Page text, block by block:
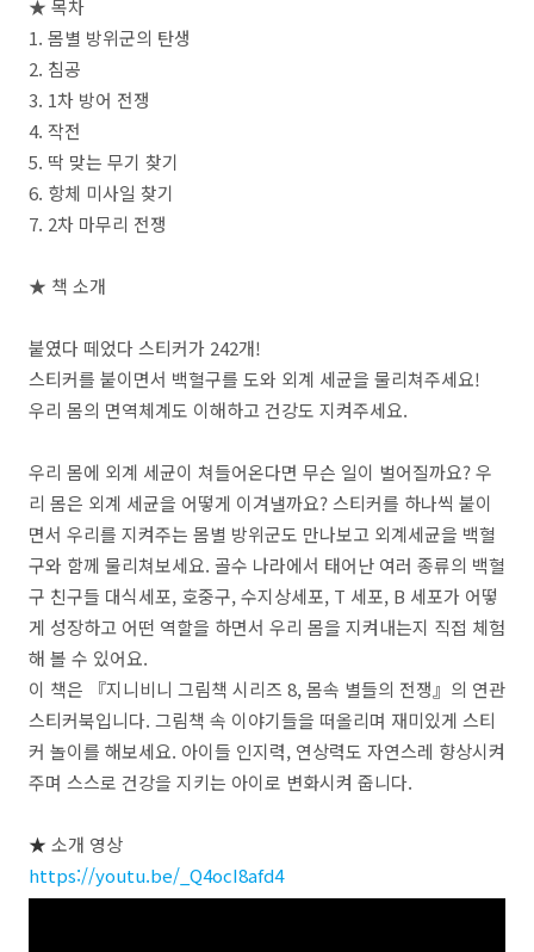
★ 목차
1. 몸별 방위군의 탄생
2. 침공
3. 1차 방어 전쟁
4. 작전
5. 딱 맞는 무기 찾기
6. 항체 미사일 찾기
7. 2차 마무리 전쟁
★ 책 소개
붙였다 떼었다 스티커가 242개!
스티커를 붙이면서 백혈구를 도와 외계 세균을 물리쳐주세요!
우리 몸의 면역체계도 이해하고 건강도 지켜주세요.
우리 몸에 외계 세균이 쳐들어온다면 무슨 일이 벌어질까요?우
리 몸은 외계 세균을 어떻게 이겨낼까요?스티커를 하나씩 붙이
면서 우리를 지켜주는 몸별 방위군도 만나보고 외계세균을 백혈
구와 함께 물리쳐보세요. 골수 나라에서 태어난 여러 종류의 백혈
구 친구들 대식세포, 호중구,수지상세포, T 세포, B 세포가 어떻
게 성장하고 어떤 역할을 하면서 우리 몸을 지켜내는지 직접 체험
해 볼 수 있어요.
이 책은
『지니비니 그림책 시리즈 8,몸속 별들의 전쟁 』의 연관
스티커북입니다. 그림책 속 이야기들을 떠올리며 재미있게 스티
커 놀이를 해보세요. 아이들 인지력, 연상력도 자연스레 향상시켜
주며 스스로 건강을 지키는 아이로 변화시켜 줍니다.
★ 소개 영상
https://youtu.be/_Q4ocI8afd4